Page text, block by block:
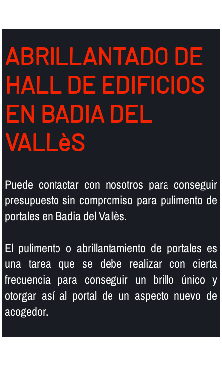
ABRILLANTADO DE
HALL DE EDIFICIOS
EN BADIA DEL
VALLèS
Puede contactar con nosotros para conseguir
presupuesto sin compromiso para pulimento de
portales en Badia del Vallès.
El pulimento o abrillantamiento de portales es
una tarea que se debe realizar con cierta
frecuencia para conseguir un brillo único y
otorgar así­ al portal de un aspecto nuevo de
acogedor.